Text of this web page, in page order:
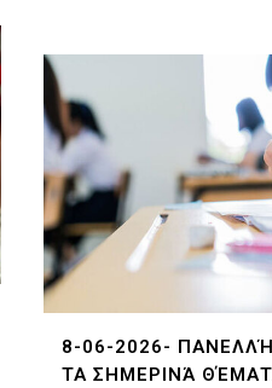
8-06-2026-
ΤΑ ΣΗΜΕΡΙΝΆ